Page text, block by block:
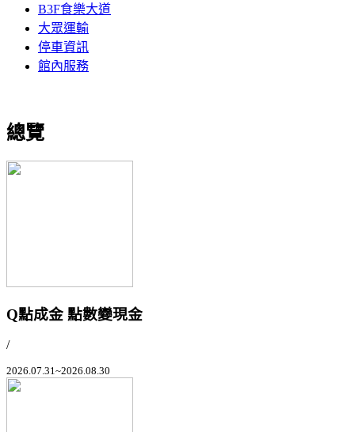
B3F食樂大道
大眾運輸
停車資訊
館內服務
總覽
Q點成金 點數變現金
/
2026.07.31~2026.08.30